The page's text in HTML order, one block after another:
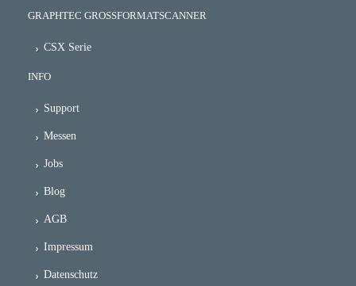
GRAPHTEC GROSSFORMATSCANNER
CSX Serie
INFO
Support
Messen
Jobs
Blog
AGB
Impressum
Datenschutz